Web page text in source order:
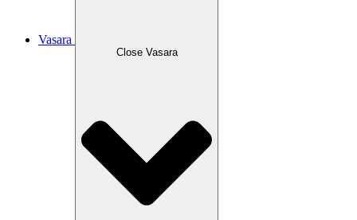
Vasara
Close Vasara